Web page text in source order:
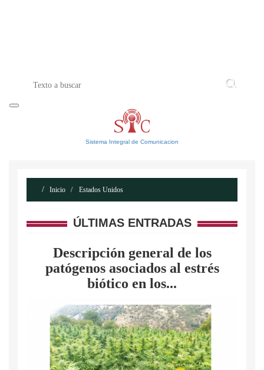
Sistema Integral de Comunicacion
Inicio Estados Unidos
ÚLTIMAS ENTRADAS
Descripción general de los
patógenos asociados al estrés
biótico en los...